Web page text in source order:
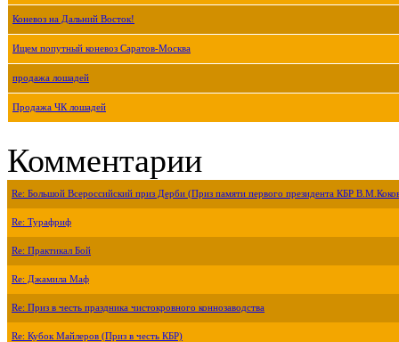
Коневоз на Дальний Восток!
Ищем попутный коневоз Саратов-Москва
продажа лошадей
Продажа ЧК лошадей
Комментарии
Re: Большой Всероссийский приз Дерби (Приз памяти первого президента КБР
Re: Турафриф
Re: Практикал Бой
Re: Джамила Маф
Re: Приз в честь праздника чистокровного коннозаводства
Re: Кубок Майлеров (Приз в честь КБР)